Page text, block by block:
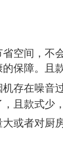
空间，不
保障。且
存在噪音
且款式少
或者对厨